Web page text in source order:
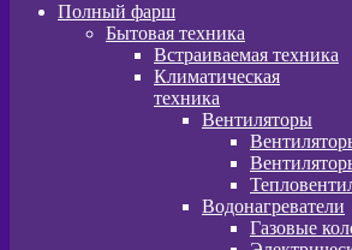
Полный фарш
Бытовая техника
Встраиваемая техника
Климатическая
техника
Вентиляторы
Водонагреватели
Газовые